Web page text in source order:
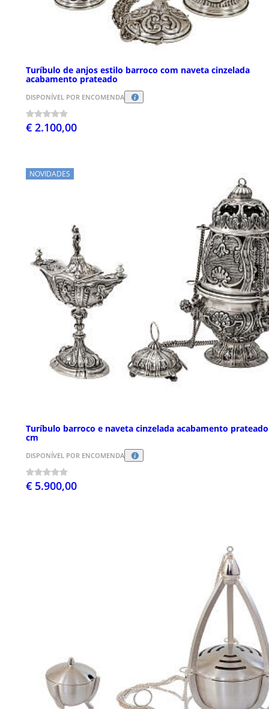
Turíbulo de anjos estilo barroco com naveta cinzelada
acabamento prateado
DISPONÍVEL POR ENCOMENDA
€ 2.100,00
NOVIDADES
Turíbulo barroco e naveta cinzelada acabamento
cm
DISPONÍVEL POR ENCOMENDA
€ 5.900,00